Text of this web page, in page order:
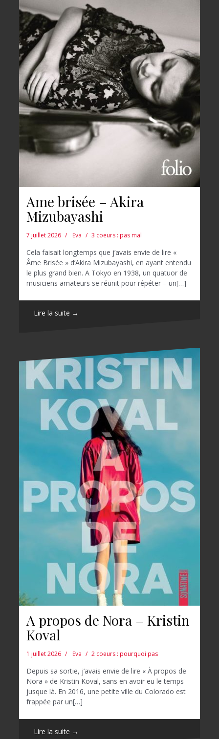
Ame brisée – Akira
Mizubayashi
7 juillet 2026 Eva 3 coeurs : pas mal
Cela faisait longtemps que j’avais envie de lire «
Âme Brisée » d’Akira Mizubayashi, en ayant entendu
le plus grand bien. A Tokyo en 1938, un quatuor de
musiciens amateurs se réunit pour répéter – un[…]
Lire la suite →
A propos de Nora – Kristin
Koval
1 juillet 2026 Eva 2 coeurs : pourquoi pas
Depuis sa sortie, j’avais envie de lire « À propos de
Nora » de Kristin Koval, sans en avoir eu le temps
jusque là. En 2016, une petite ville du Colorado est
frappée par un[…]
Lire la suite →